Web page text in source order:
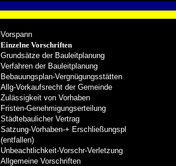
Vorspann
Einzelne Vorschriften
Grundsätze der Bauleitplanung
Verfahren der Bauleitplanung
Bebauungsplan-Vergnügungsstätten
Allg-Vorkaufsrecht der Gemeinde
Zulässigkeit von Vorhaben
Fristen-Genehmigungserteilung
Städtebaulicher Vertrag
Satzung-Vorhaben-+ Erschließungspl
(entfallen)
Unbeachtlichkeit-Vorschr-Verletzung
Allgemeine Vorschriften